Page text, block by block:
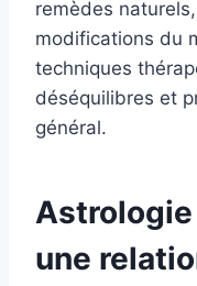
remèdes
modifications du
techniques
déséquilibres et
général.
Astrologie
une